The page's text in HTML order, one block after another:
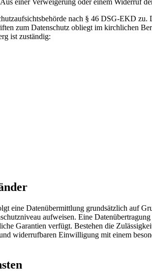
nach § 46 DSG-EKD zu.
zum Datenschutz obliegt im kirchlichen
ist zuständig:
Datenübermittlung grundsätzlich auf
aufweisen. Eine
Garantien verfügt. Bestehen die
widerrufbaren Einwilligung mit einem